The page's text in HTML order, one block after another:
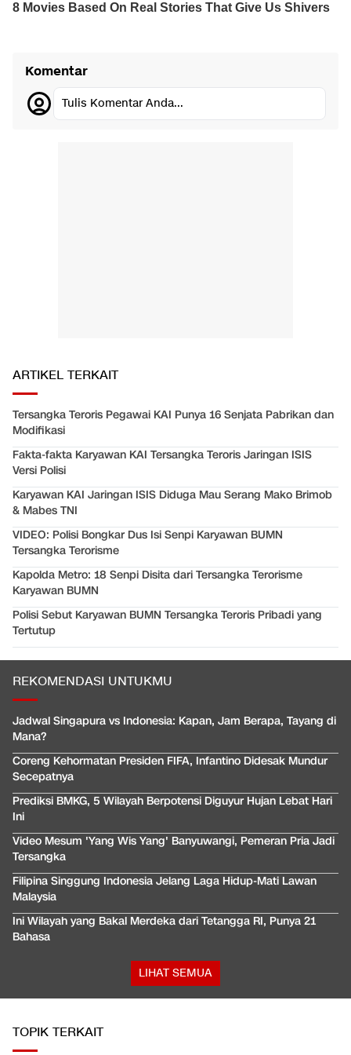
Komentar
Tulis Komentar Anda...
ARTIKEL TERKAIT
Tersangka Teroris Pegawai KAI Punya 16 Senjata Pabrikan dan
Modifikasi
Fakta-fakta Karyawan KAI Tersangka Teroris Jaringan ISIS
Versi Polisi
Karyawan KAI Jaringan ISIS Diduga Mau Serang Mako Brimob
& Mabes TNI
VIDEO: Polisi Bongkar Dus Isi Senpi Karyawan BUMN
Tersangka Terorisme
Kapolda Metro: 18 Senpi Disita dari Tersangka Terorisme
Karyawan BUMN
Polisi Sebut Karyawan BUMN Tersangka Teroris Pribadi yang
Tertutup
REKOMENDASI UNTUKMU
Jadwal Singapura vs Indonesia: Kapan, Jam Berapa, Tayang di
Mana?
Coreng Kehormatan Presiden FIFA, Infantino Didesak Mundur
Secepatnya
Prediksi BMKG, 5 Wilayah Berpotensi Diguyur Hujan Lebat Hari
Ini
Video Mesum 'Yang Wis Yang' Banyuwangi, Pemeran Pria Jadi
Tersangka
Filipina Singgung Indonesia Jelang Laga Hidup-Mati Lawan
Malaysia
Ini Wilayah yang Bakal Merdeka dari Tetangga RI, Punya 21
Bahasa
LIHAT SEMUA
TOPIK TERKAIT